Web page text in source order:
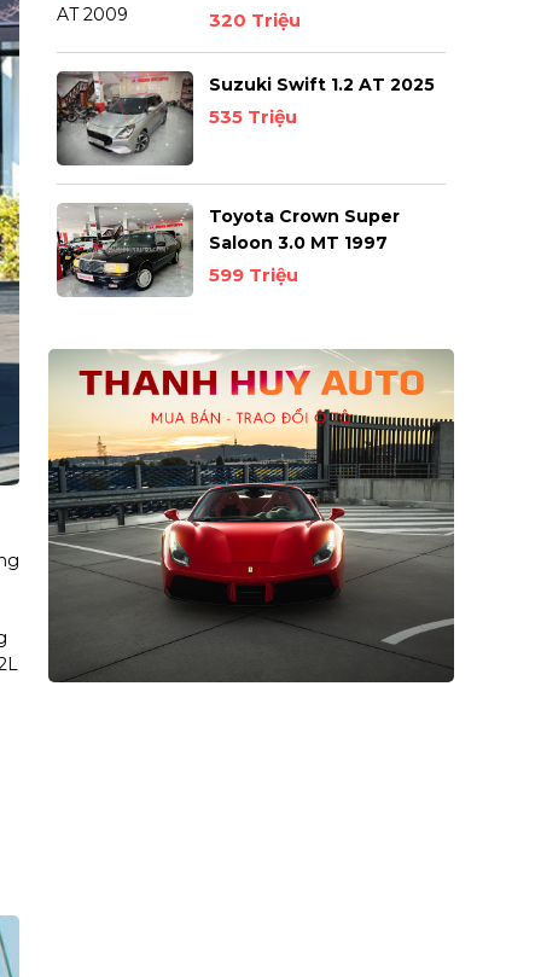
320 Triệu
Suzuki Swift 1.2 AT 2025
535 Triệu
Toyota Crown Super
Saloon 3.0 MT 1997
599 Triệu